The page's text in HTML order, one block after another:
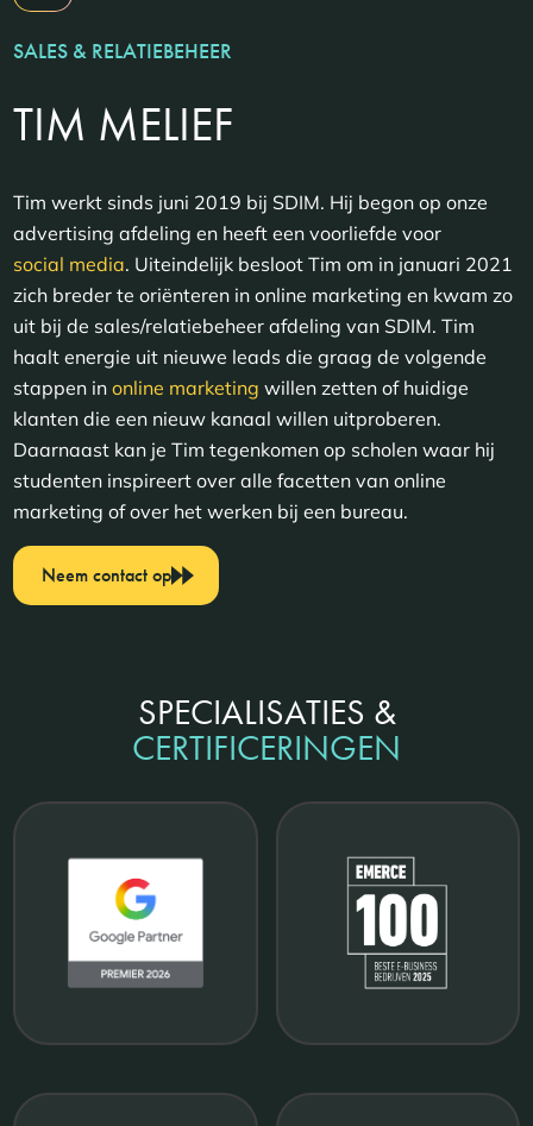
SALES & RELATIEBEHEER
TIM MELIEF
Tim werkt sinds juni 2019 bij SDIM. Hij begon op onze
advertising afdeling en heeft een voorliefde voor
social media. Uiteindelijk besloot Tim om in januari 2021
zich breder te oriënteren in online marketing en kwam zo
uit bij de sales/relatiebeheer afdeling van SDIM. Tim
haalt energie uit nieuwe leads die graag de volgende
stappen inonline marketing willen zetten of huidige
klanten die een nieuw kanaal willen uitproberen.
Daarnaast kan je Tim tegenkomen op scholen waar hij
studenten inspireert over alle facetten van online
marketing of over het werken bij een bureau.
Neem contact op
SPECIALISATIES &
CERTIFICERINGEN